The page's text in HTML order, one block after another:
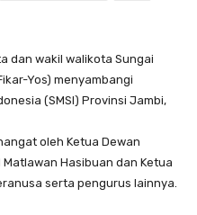
dan wakil walikota Sungai
Yos) menyambangi
(SMSI) Provinsi Jambi,
oleh Ketua Dewan
Hasibuan dan Ketua
serta pengurus lainnya.